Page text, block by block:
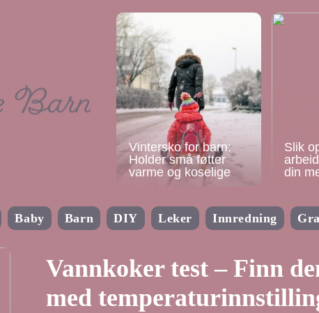
Vintersko for barn:
Holder små føtter
varme og koselige
Slik
din
Baby Barn DIY Leker Innredning
Vannkoker test – Finn
med